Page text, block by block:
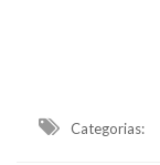
Categorias: